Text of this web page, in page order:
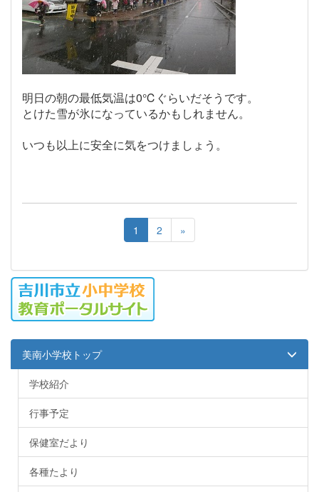
明日の朝の最低気温は0℃ぐらいだそうです。
とけた雪が氷になっているかもしれません。
いつも以上に安全に気をつけましょう。
1 2 »
美南小学校トップ
学校紹介
行事予定
保健室だより
各種たより